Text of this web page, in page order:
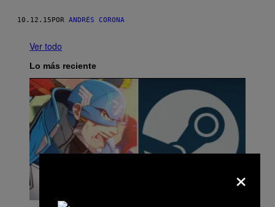
10.12.15 POR ANDRÉS CORONA
Ver todo
Lo más reciente
×